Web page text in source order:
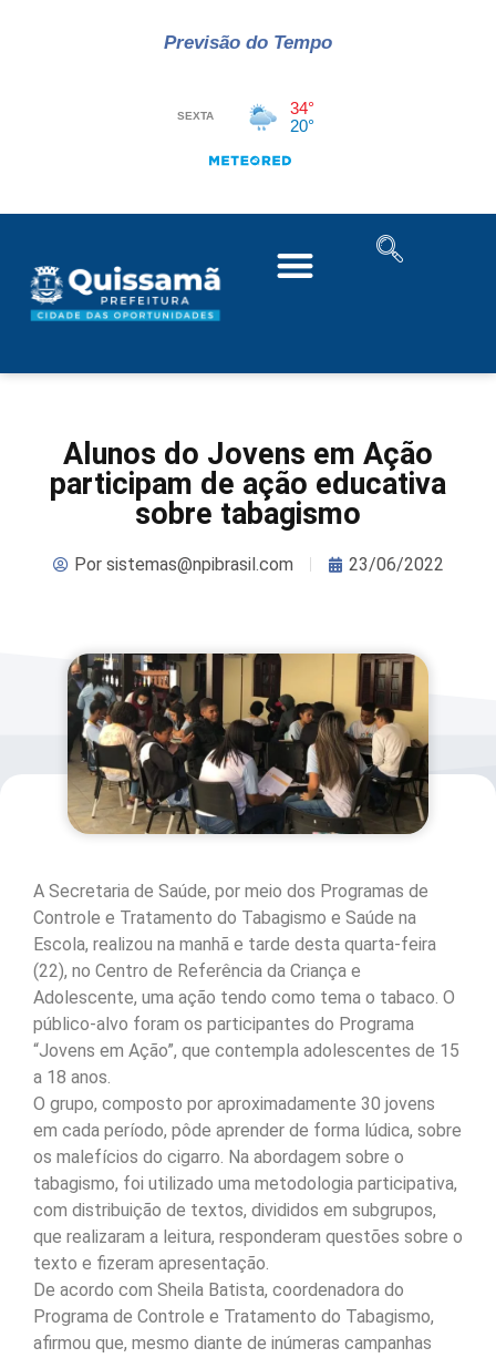
Previsão do Tempo
Alunos do Jovens em Ação
participam de ação educativa
sobre tabagismo
Porsistemas@npibrasil.com 23/06/2022
A Secretaria de Saúde, por meio dos Programas de
Controle e Tratamento do Tabagismo e Saúde na
Escola, realizou na manhã e tarde desta quarta-feira
(22), no Centro de Referência da Criança e
Adolescente, uma ação tendo como tema o tabaco. O
público-alvo foram os participantes do Programa
“Jovens em Ação”, que contempla adolescentes de 15
a 18 anos.
O grupo, composto por aproximadamente 30 jovens
em cada período, pôde aprender de forma lúdica, sobre
os malefícios do cigarro. Na abordagem sobre o
tabagismo, foi utilizado uma metodologia participativa,
com distribuição de textos, divididos em subgrupos,
que realizaram a leitura, responderam questões sobre o
texto e fizeram apresentação.
De acordo com Sheila Batista, coordenadora do
Programa de Controle e Tratamento do Tabagismo,
afirmou que, mesmo diante de inúmeras campanhas